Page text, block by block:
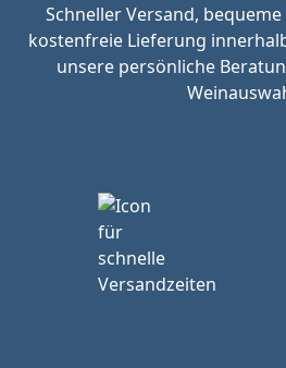
Schneller Versand,
kostenfreie Lieferung
unsere persönliche